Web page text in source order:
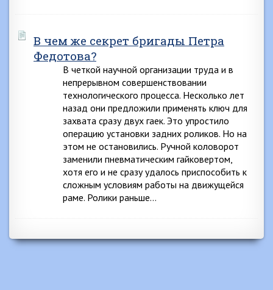
В чем же секрет бригады Петра
Федотова?
В четкой научной организации труда и в
непрерывном совершенствовании
технологического процесса. Несколько лет
назад они предложили применять ключ для
захвата сразу двух гаек. Это упростило
операцию установки задних роликов. Но на
этом не остановились. Ручной коловорот
заменили пневматическим гайковертом,
хотя его и не сразу удалось приспособить к
сложным условиям работы на движущейся
раме. Ролики раньше…